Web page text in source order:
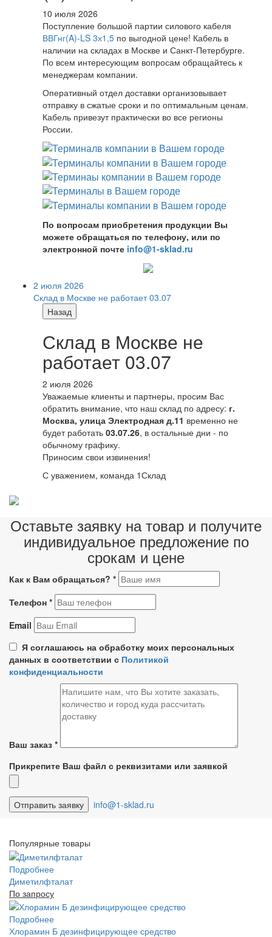
10 июля 2026
Поступление большой партии силового кабеля
ВВГнг(A)-LS 3х1,5 по выгодной цене! Кабель в
наличии на складах в Москве и Санкт-Петербурге.
По всем интересующим вопросам обращайтесь к
менеджерам компании.
Оперативный отдел доставки организовывает
отправку в сжатые сроки и по оптимальным ценам.
Кабель привезут практически во все регионы
России.
По вопросам приобретения продукции Вы
можете обращаться по телефону, или по
электронной почте info@1-sklad.ru
2 июля 2026
Склад в Москве не работает 03.07
Назад
Склад в Москве не
работает 03.07
2 июля 2026
Уважаемые клиенты и партнеры, просим Вас
обратить внимание, что наш склад по адресу: г.
Москва, улица Электродная д.11 временно не
будет работать 03.07.26, в остальные дни - по
обычному графику.
Приносим свои извинения!
С уважением, команда 1Склад
Оставьте заявку на товар и получите
индивидуальное предложение по
срокам и цене
Как к Вам обращаться? *
Телефон *
Email
Я соглашаюсь на обработку моих персональных
данных в соответствии с Политикой
конфиденциальности
Ваш заказ *
Прикрепите Ваш файл с реквизитами или заявкой
info@1-sklad.ru
Популярные товары
Подробнее
Диметилфталат
По запросу
Подробнее
Хлорамин Б дезинфицирующее средство